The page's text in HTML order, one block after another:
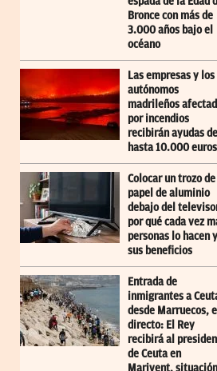
Bronce con más de
3.000 años bajo el
océano
Las empresas y los
autónomos
madrileños
por incendios
recibirán ayudas de
hasta 10.000 euros
Colocar un trozo de
papel de aluminio
debajo del
por qué cada vez
personas lo hacen y
sus beneficios
Entrada de
inmigrantes a
desde Marruecos,
directo: El Rey
recibirá al
de Ceuta en
Marivent, situación